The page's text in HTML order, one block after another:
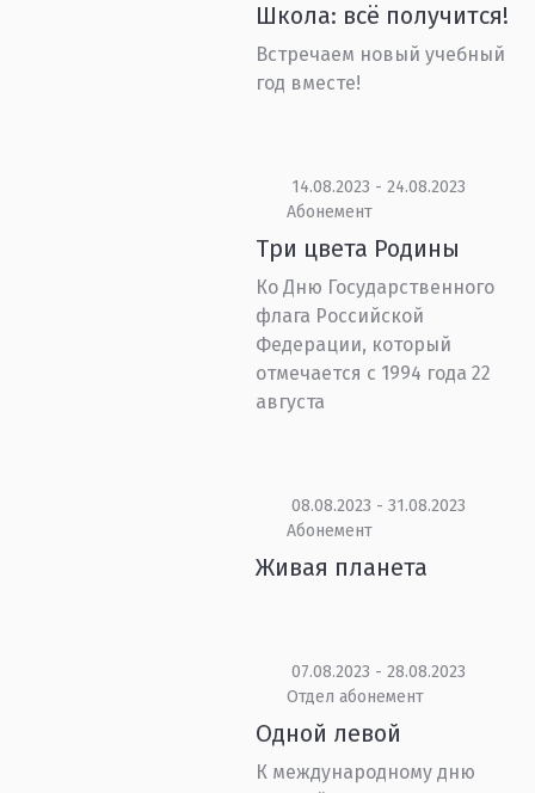
Школа: всё получится!
Встречаем новый учебный
год вместе!
14.08.2023 - 24.08.2023
Абонемент
Три цвета Родины
Ко Дню Государственного
флага Российской
Федерации, который
отмечается с 1994 года 22
августа
08.08.2023 - 31.08.2023
Абонемент
Живая планета
07.08.2023 - 28.08.2023
Отдел абонемент
Одной левой
К международному дню